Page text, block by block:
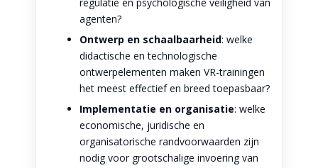
agenten?
Ontwerp en schaalbaarheid: welke
didactische en technologische
ontwerpelementen maken VR-trainingen
het meest effectief en breed toepasbaar?
Implementatie en organisatie: welke
economische, juridische en
organisatorische randvoorwaarden zijn
nodig voor grootschalige invoering van